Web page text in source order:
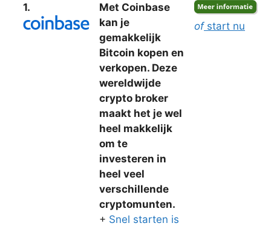
1.
Met Coinbase
kan je
gemakkelijk
Bitcoin kopen en
verkopen. Deze
wereldwijde
crypto broker
maakt het je wel
heel makkelijk
om te
investeren in
heel veel
verschillende
cryptomunten.
+ Snel starten is
ofstart nu